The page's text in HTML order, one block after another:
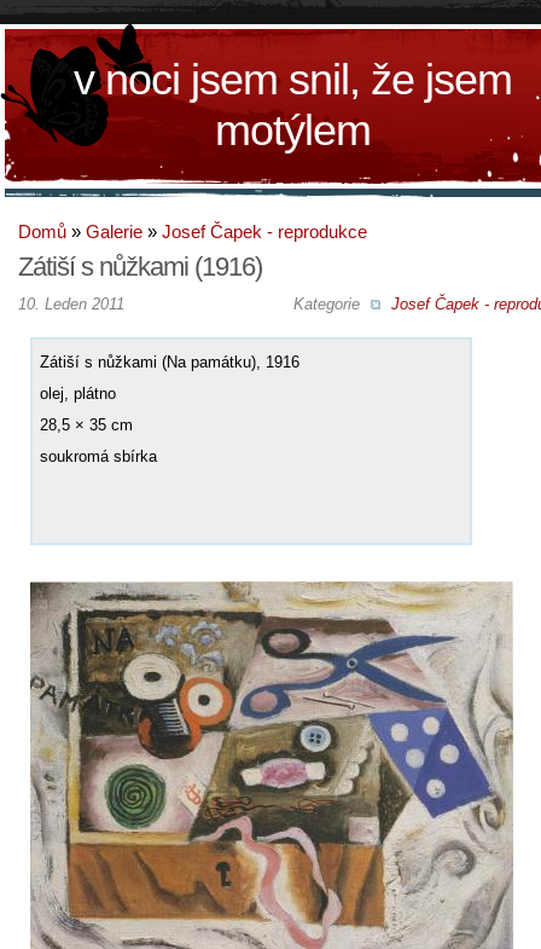
v noci jsem snil, že jsem
motýlem
Domů » Galerie » Josef Čapek - reprodukce
Zátiší s nůžkami (1916)
Kategorie Josef Čapek -
10. Leden 2011
Zátiší s nůžkami (Na památku), 1916
olej, plátno
28,5 × 35 cm
soukromá sbírka